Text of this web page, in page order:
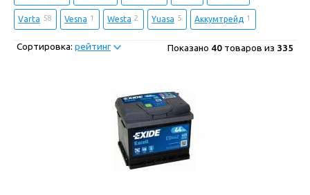
Varta 58 Vesna 1 Westa 2 Yuasa 5 Аккумтрейд 1
Сортировка: рейтинг Показано 40 товаров из 335